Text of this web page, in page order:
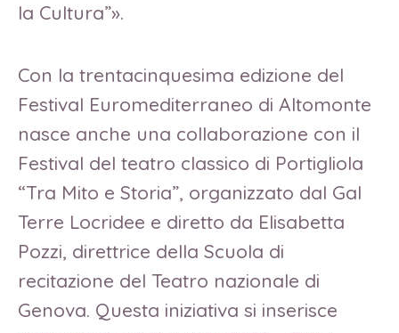
la Cultura”».
Con la trentacinquesima edizione del
Festival Euromediterraneo di Altomonte
nasce anche una collaborazione con il
Festival del teatro classico di Portigliola
“Tra Mito e Storia”, organizzato dal Gal
Terre Locridee e diretto da Elisabetta
Pozzi, direttrice della Scuola di
recitazione del Teatro nazionale di
Genova. Questa iniziativa si inserisce